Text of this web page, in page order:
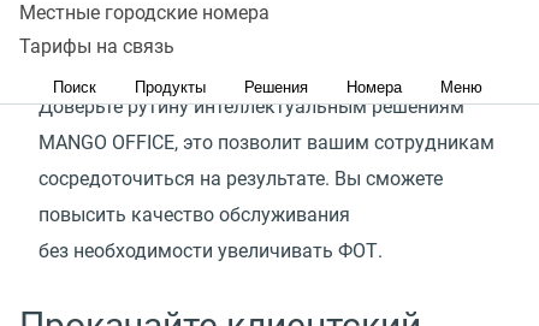
Местные городские номера
Тарифы на связь
Поиск Продукты Решения Номера Меню
ваших сотрудников — самого ценного ресурса
Доверьте рутину интеллектуальным решениям
MANGO OFFICE, это позволит вашим сотрудникам
сосредоточиться на результате. Вы сможете
повысить качество обслуживания
без необходимости увеличивать ФОТ.